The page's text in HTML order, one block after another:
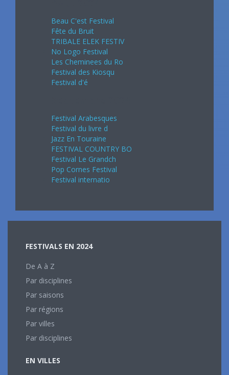
Beau C'est Festival
Fête du Bruit
TRIBALE ELEK FESTIV
No Logo Festival
Les Cheminees du Ro
Festival des Kiosqu
Festival d'é
Festival Arabesques
Festival du livre d
Jazz En Touraine
FESTIVAL COUNTRY BO
Festival Le Grandch
Pop Cornes Festival
Festival internatio
FESTIVALS EN 2024
De A à Z
Par disciplines
Par saisons
Par régions
Par villes
Par disciplines
EN VILLES